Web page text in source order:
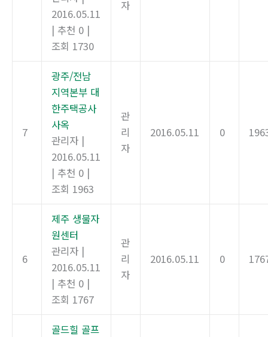
2016.05.11
| 추천 0 |
조회 1730
자
7
광주/전남
지역본부 대
한주택공사
사옥
관리자 |
2016.05.11
| 추천 0 |
조회 1963
관
리
자
2016.05.11 0
6
제주 생물자
원센터
관리자 |
2016.05.11
| 추천 0 |
조회 1767
관
리
자
2016.05.11 0
골드힐 골프